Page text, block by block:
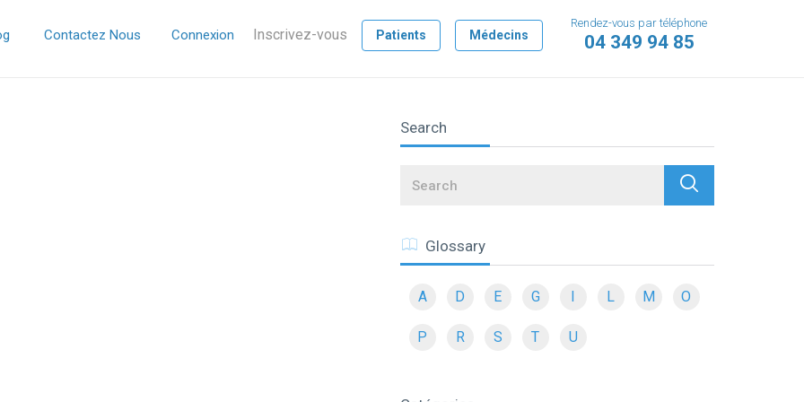
Contactez Nous Connexion Inscrivez-vous Patients Médecins
Rendez-vous par téléphone
04 349 94 85
Search
Search
Glossary
A D E G I L M O
P R S T U